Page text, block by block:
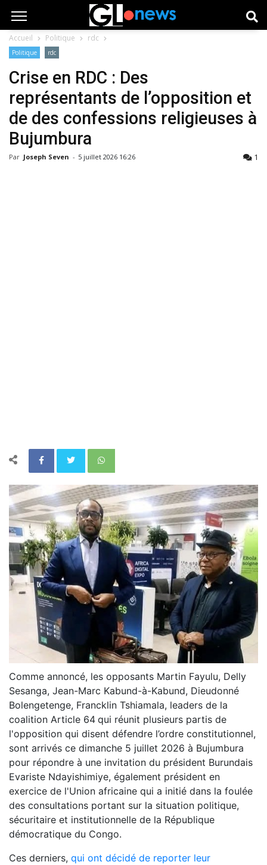
Accueil Politique rdc
Politique rdc
Crise en RDC : Des
représentants de l’opposition et
de des confessions religieuses à
Bujumbura
Par Joseph Seven - 5 juillet 2026 16:26 1
Comme annoncé, les opposants Martin Fayulu, Delly
Sesanga, Jean-Marc Kabund-à-Kabund, Dieudonné
Bolengetenge, Francklin Tshiamala, leaders de la
coalition Article 64 qui réunit plusieurs partis de
l'opposition qui disent défendre l’ordre constitutionnel,
sont arrivés ce dimanche 5 juillet 2026 à Bujumbura
pour répondre à une invitation du président Burundais
Evariste Ndayishimiye, également président en
exercice de l'Union africaine qui a initié dans la foulée
des consultations portant sur la situation politique,
sécuritaire et institutionnelle de la République
démocratique du Congo.
Ces derniers, qui ont décidé de reporter leur